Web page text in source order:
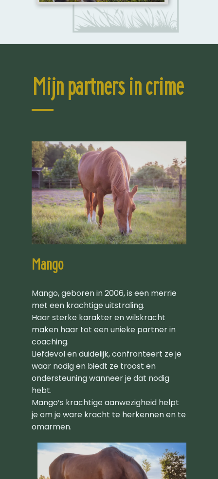
Mijn partners in crime
Mango
Mango, geboren in 2006, is een merrie
met een krachtige uitstraling.
Haar sterke karakter en wilskracht
maken haar tot een unieke partner in
coaching.
Liefdevol en duidelijk, confronteert ze je
waar nodig en biedt ze troost en
ondersteuning wanneer je dat nodig
hebt.
Mango’s krachtige aanwezigheid helpt
je om je ware kracht te herkennen en te
omarmen.